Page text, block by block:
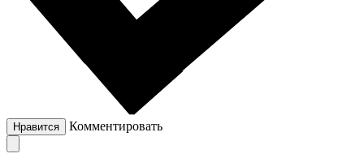
Нравится Комментировать